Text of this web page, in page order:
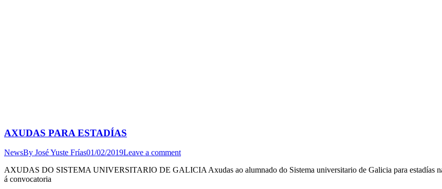
AXUDAS PARA ESTADÍAS
NewsBy José Yuste Frías01/02/2019Leave a comment
AXUDAS DO SISTEMA UNIVERSITARIO DE GALICIA Axudas ao alumnado do Sistema universitario de Galicia para estadías
á convocatoria